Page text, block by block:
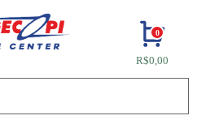
0
R$0,00